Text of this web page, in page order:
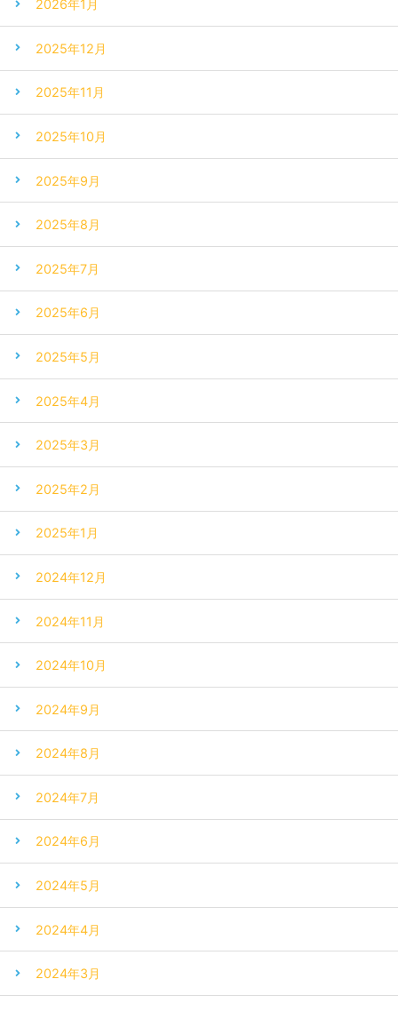
2026年1月
2025年12月
2025年11月
2025年10月
2025年9月
2025年8月
2025年7月
2025年6月
2025年5月
2025年4月
2025年3月
2025年2月
2025年1月
2024年12月
2024年11月
2024年10月
2024年9月
2024年8月
2024年7月
2024年6月
2024年5月
2024年4月
2024年3月